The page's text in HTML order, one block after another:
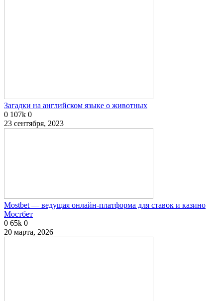
Загадки на английском языке о животных
0 107k 0
23 сентября, 2023
Mostbet — ведущая онлайн-платформа для ставок и казино
Мостбет
0 65k 0
20 марта, 2026